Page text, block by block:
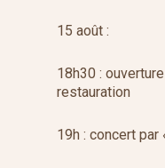
15 août :
18h30 :
restauration
19h : concert par